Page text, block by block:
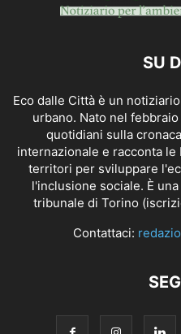
SU
Eco dalle Città è un
urbano. Nato nel
quotidiani sulla
internazionale e racconta
territori per sviluppare
l'inclusione sociale. È
tribunale di Torino
Contattaci: